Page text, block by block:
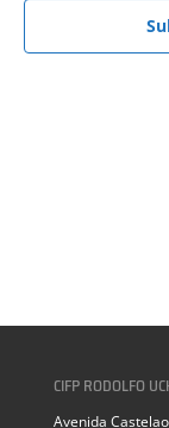
CIFP RODOLFO
Avenida